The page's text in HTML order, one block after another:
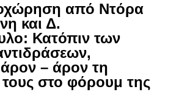
από Ντόρα
και Δ.
Κατόπιν των
– άρον τη
στο φόρουμ της